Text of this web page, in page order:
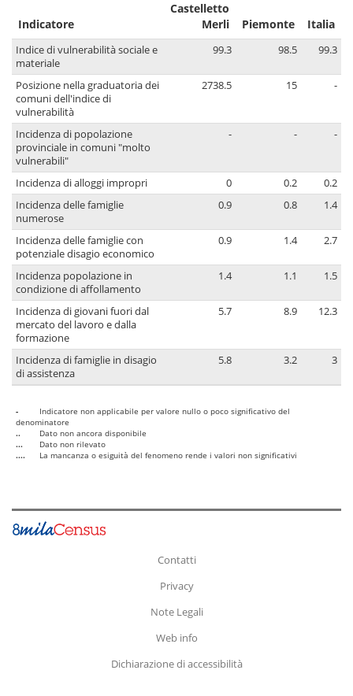
Indicatore
Castelletto
Merli
Piemonte Italia
Indice di vulnerabilità sociale e
materiale
99.3 98.5 99.3
Posizione nella graduatoria dei
comuni dell'indice di
vulnerabilità
2738.5 15 -
Incidenza di popolazione
provinciale in comuni "molto
vulnerabili"
- - -
Incidenza di alloggi impropri 0 0.2
0.2
Incidenza delle famiglie
numerose
0.9 0.8 1.4
Incidenza delle famiglie con
potenziale disagio economico
0.9 1.4 2.7
Incidenza popolazione in
condizione di affollamento
1.4 1.1 1.5
Incidenza di giovani fuori dal
mercato del lavoro e dalla
formazione
5.7 8.9 12.3
Incidenza di famiglie in disagio
di assistenza
5.8 3.2 3
-
Indicatore non applicabile per valore nullo o poco significativo del
denominatore
..
Dato non ancora disponibile
...
Dato non rilevato
....
La mancanza o esiguità del fenomeno rende i valori non significativi
Contatti
Privacy
Note Legali
Web info
Dichiarazione di accessibilità